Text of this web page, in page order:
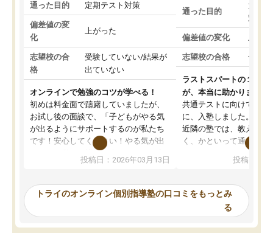
通った目的 定期テスト対策
偏差値の変
化
上がった
志望校の合
格
受験していない/結果が
出ていない
オンラインで勉強のコツが学べる！
初めは料金面で躊躇していましたが、
お試し後の面談で、「子どもがやる気
が出るようにサポートするのが私たち
です！安心してください！やる気が出
ないのは私たち講師の責任です」と言
ってくださり、確かに！と考えて、思
ったんですが、学生の先生から学ぶこ
み、徐々に成績が上がったらいいなと
思っていました。何が今足りないのか
投稿日：2026年03月13日
通った目的
大学
対策
偏差値の変化 上が
志望校の合格 合格
ラストスパートの１か月
が、本当に助かりました
共通テストに向けての追
に、入塾しました。田舎
近隣の塾では、教えても
く、かといって通うには
可能なので本当に助か
らないところをピンポイ
頂いて、とてもわかり
していました。一生を
スト、多少お金がかかっ
投稿日：
トライのオンライン個別指導塾の口コミをもっとみ
る